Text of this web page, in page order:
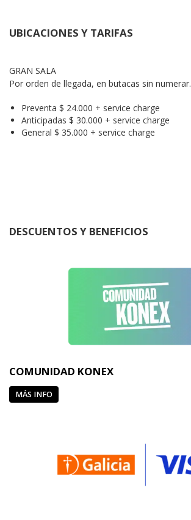
UBICACIONES Y TARIFAS
GRAN SALA
Por orden de llegada, en butacas sin numerar.
Preventa $ 24.000 + service charge
Anticipadas $ 30.000 + service charge
General $ 35.000 + service charge
DESCUENTOS Y BENEFICIOS
COMUNIDAD KONEX
MÁS INFO